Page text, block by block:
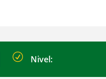
R Nivel: